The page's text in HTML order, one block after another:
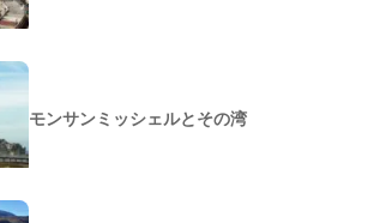
モンサンミッシェルとその湾